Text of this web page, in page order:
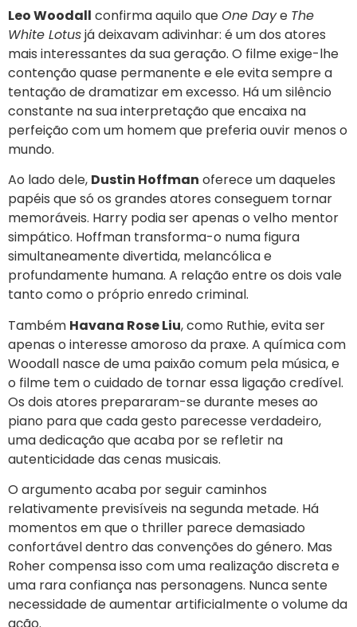
Leo Woodall confirma aquilo queOne Daye The
White Lotusjá deixavam adivinhar: é um dos atores
mais interessantes da sua geração. O filme exige-lhe
contenção quase permanente e ele evita sempre a
tentação de dramatizar em excesso. Há um silêncio
constante na sua interpretação que encaixa na
perfeição com um homem que preferia ouvir menos o
mundo.
Ao lado dele, Dustin Hoffman oferece um daqueles
papéis que só os grandes atores conseguem tornar
memoráveis. Harry podia ser apenas o velho mentor
simpático. Hoffman transforma-o numa figura
simultaneamente divertida, melancólica e
profundamente humana. A relação entre os dois vale
tanto como o próprio enredo criminal.
Também Havana Rose Liu, como Ruthie, evita ser
apenas o interesse amoroso da praxe. A química com
Woodall nasce de uma paixão comum pela música, e
o filme tem o cuidado de tornar essa ligação credível.
Os dois atores prepararam-se durante meses ao
piano para que cada gesto parecesse verdadeiro,
uma dedicação que acaba por se refletir na
autenticidade das cenas musicais.
O argumento acaba por seguir caminhos
relativamente previsíveis na segunda metade. Há
momentos em que o thriller parece demasiado
confortável dentro das convenções do género. Mas
Roher compensa isso com uma realização discreta e
uma rara confiança nas personagens. Nunca sente
necessidade de aumentar artificialmente o volume da